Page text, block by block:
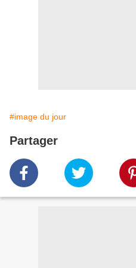
#image du jour
Partager